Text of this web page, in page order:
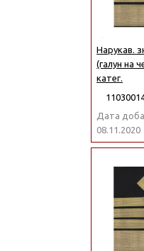
Нарукав.
(галун на
катег.
Дата
08.11.2020